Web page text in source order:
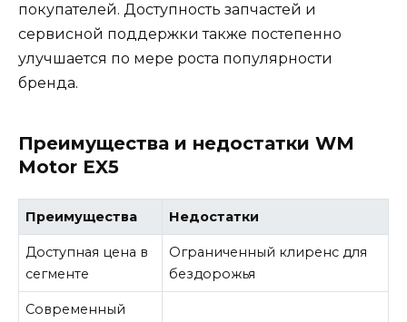
покупателей. Доступность запчастей и
сервисной поддержки также постепенно
улучшается по мере роста популярности
бренда.
Преимущества и недостатки WM
Motor EX5
Преимущества Недостатки
Доступная цена в
сегменте
Ограниченный клиренс для
бездорожья
Современный